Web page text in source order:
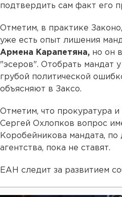
подтвердить сам факт его
Отметим, в практике
уже есть опыт лишения
Армена Карапетяна, но он
"эсеров". Отобрать мандат
грубой политической
объясняют в Заксо.
Отметим, что прокуратура
Сергей Охлопков вопрос
Коробейникова мандата,
агентства, пока не ставят.
ЕАН следит за развитием